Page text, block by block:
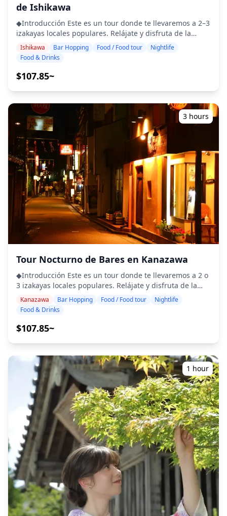
reprogramar la fecha y la hora, (2) cambiar el lugar o (3)
cancelar la sesión. ![]
(https://assets.hldycdn.com/experiences/
(https://assets.hldycdn.com/experiences/
![]
(https://assets.hldycdn.com/experiences/
![]
(https://assets.hldycdn.com/experiences/
![]
(https://assets.hldycdn.com/experiences/
![]
(https://assets.hldycdn.com/experiences/
![]
(https://assets.hldycdn.com/experiences/
![]
(https://assets.hldycdn.com/experiences/
**Qué está incluido** ・Sesión de fotos de 1 hora ・
Datos de fotos (más de 100 archivos originales) ・
Corrección de color de hasta 10 fotos a solicitud Tenga
en cuenta: La edición no incluye retoques ni alteraciones
de la forma del cuerpo, rasgos faciales, fondos ni
eliminación de objetos. **Qué no está incluido** ・
Tarifas de entrada o reservas de entradas para
instalaciones de pago (Las tarifas de entrada del
fotógrafo, si corresponde, deben ser cubiertas por el
cliente.) ・Costos de transporte al lugar de la sesión
para el cliente ・Si el cliente desea fotografiar en
fotógrafo al desplazarse entre ubicaciones dentro del
tiempo reservado serán asumidos por el cliente. ・
Pueden aplicarse tarifas adicionales si el lugar de la
sesión solicitado se encuentra en una zona remota (Se le
informará con anticipación si esto aplica.) ・Cualquier
otro gasto personal **Notas importantes antes/después
de la reserva** ・Después de confirmar su reserva, se le
invitará a un chat grupal de LINE con su fotógrafo
asignado para garantizar una comunicación fluida
durante la sesión. Asegúrese de tener la aplicación LINE
instalada de antemano. (Por favor, infórmenos si tiene
algún problema al usar LINE.) ・Si desea tomar fotos en
resorts, restaurantes, hoteles u otras instalaciones que
requieran permiso previo, asegúrese de obtener el
permiso de fotografía necesario con anticipación por su
cuenta.
de Ishikawa
◆Introducción Este es un tour donde te llevaremos a 2–3
izakayas locales populares. Relájate y disfruta de la
comida y bebidas regionales a un ritmo cómodo. Solo
trae efectivo contigo y déjanos el resto a nosotros.
・Elige tu área preferida: La ubicación deseada dentro
áreas dentro de la prefectura de Ishikawa) ・Disfruta de
la tranquilidad con un guía amigable, incluso en lugares
donde es posible que no se hable inglés ・El tour en
grupos pequeños garantiza una experiencia más
personal y auténtica ◆Incluido ・Alrededor de 6 bebidas
en total ・Cena: platos de izakaya y especialidades
locales ・Visita a 2–3 lugares, como puestos de comida,
izakayas o bares, junto con un guía local ◆No Incluido ・
Recogida y regreso al hotel ・Propinas ・Gastos de
transporte ・Bebidas o comidas adicionales no incluidas
en la tarifa del tour ・Gastos personales o compras
◆Información Adicional ・El número máximo de
participantes para este tour es de 8. ・Los niños deben
estar acompañados por un adulto. ・El alcohol se sirve
solo a participantes mayores de 20 años (la edad legal
para beber en Japón). ・Ten en cuenta que las comidas
se preparan en una cocina separada de Holiday Travel,
alérgenos ni adaptarnos a restricciones dietéticas.
◆Prefectura de Ishikawa – Comida y Vida Nocturna El
distrito de Katamachi en Kanazawa es la zona de vida
nocturna más grande de la región de Hokuriku, con
especialidades como jibuni (estofado de pato) y oden al
En la península de Noto, pueblos como Wajima y Nanao
cuentan con izakayas portuarios que ofrecen mariscos
frescos y sake local. En la región de aguas termales de
Kaga, las tabernas y los bares de aperitivos atienden a
los visitantes, lo que lo hace ideal para una bebida
relajada después del baño. Es posible que algunos
lugares no hablen inglés, pero con un guía local puedes
relajarte y disfrutar. En ciertas áreas, los bares pueden
ser limitados, por lo que verificaremos si es posible ir de
bar en bar. No dudes en reservar.
Ishikawa Bar Hopping Food / Food tour
Nightlife
Food & Drinks
$107.85~
3 hours
Tour Nocturno de Bares en Kanazawa
◆Introducción Este es un tour donde te llevaremos a 2 o
3 izakayas locales populares. Relájate y disfruta de la
comida y bebidas regionales a un ritmo cómodo. Solo
trae efectivo contigo y déjanos el resto a nosotros.
・Elige tu área preferida: Estación de Kanazawa o el
・Disfruta de la tranquilidad con un guía amigable,
incluso en lugares donde es posible que no se hable
inglés ・El tour en grupos pequeños garantiza una
experiencia más personal y auténtica ◆Incluido ・
Alrededor de 6 bebidas en total ・Cena: platos de
izakaya y especialidades locales ・Visita a 2 o 3 lugares,
como puestos de comida, izakayas o bares, junto con un
guía local ◆No Incluido ・Recogida y regreso al hotel ・
Propinas ・Gastos de transporte ・Bebidas o comidas
adicionales no incluidas en la tarifa del tour ・Gastos
personales o compras ◆Información Adicional ・El
número máximo de participantes para este tour es de 8.
・Los niños deben estar acompañados por un adulto. ・
El alcohol se sirve solo a participantes mayores de 20
años (la edad legal para beber en Japón). ・Ten en
cuenta que las comidas se preparan en una cocina
separada de Holiday Travel, por lo que no podemos
Kanazawa Bar Hopping Food / Food tour
Nightlife
Food & Drinks
$107.85~
1 hour